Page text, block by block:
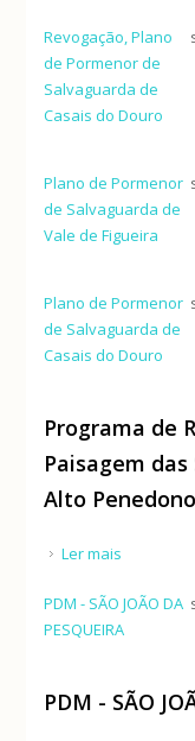
Revogação, Plano
de Pormenor de
Salvaguarda de
Casais do Douro
Plano de Pormenor
de Salvaguarda de
Vale de Figueira
Plano de Pormenor
de Salvaguarda de
Casais do Douro
Programa de
Paisagem
Alto Penedono
Ler mais
Penedono
PDM - SÃO JOÃO DA
PESQUEIRA
PDM - SÃO